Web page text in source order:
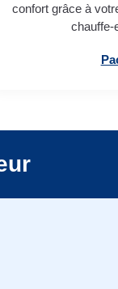
confort grâce à
chauffe-